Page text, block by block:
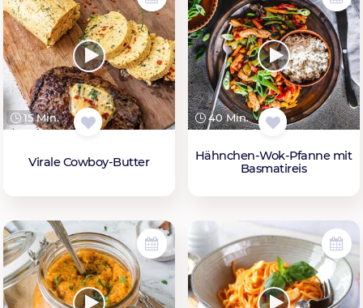
15 Min.
Virale Cowboy-Butter
40 Min.
Hähnchen-Wok-Pfanne mit
Basmatireis